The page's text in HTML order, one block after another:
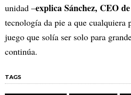
unidad –explica Sánchez, CEO
tecnología da pie a que cualquiera
juego que solía ser solo para
continúa.
TAGS